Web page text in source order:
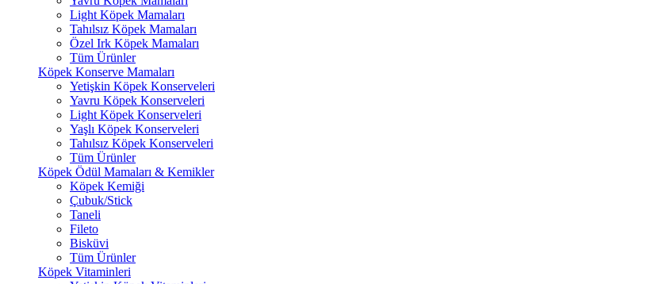
Light Köpek Mamaları
Tahılsız Köpek Mamaları
Özel Irk Köpek Mamaları
Tüm Ürünler
Köpek Konserve Mamaları
Yetişkin Köpek Konserveleri
Yavru Köpek Konserveleri
Light Köpek Konserveleri
Yaşlı Köpek Konserveleri
Tahılsız Köpek Konserveleri
Tüm Ürünler
Köpek Ödül Mamaları & Kemikler
Köpek Kemiği
Çubuk/Stick
Taneli
Fileto
Bisküvi
Tüm Ürünler
Köpek Vitaminleri